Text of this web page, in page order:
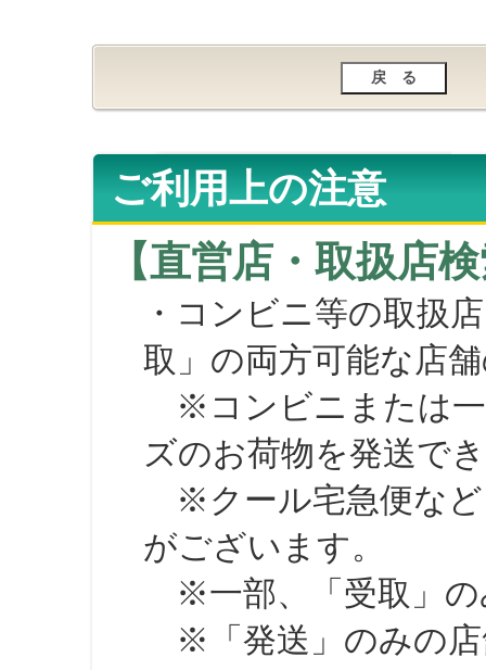
ご利用上の注意
【直営店・取扱店
・コンビニ等の取扱
取」の両方可能な店
※コンビニまたは一
ズのお荷物を発送で
※クール宅急便など
がございます。
※一部、「受取」の
※「発送」のみの店